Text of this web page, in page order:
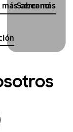
cercano
Saber más